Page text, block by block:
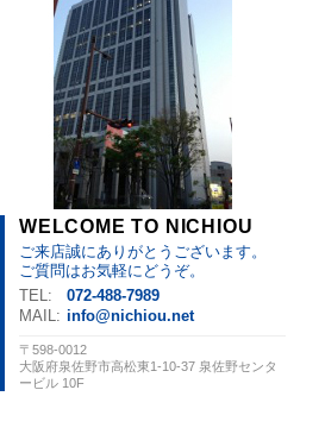
WELCOME TO NICHIOU
ご来店誠にありがとうございます。
ご質問はお気軽にどうぞ。
TEL:
072-488-7989
MAIL: info@nichiou.net
〒598-0012
大阪府泉佐野市高松東1-10-37 泉佐野センタ
ービル 10F